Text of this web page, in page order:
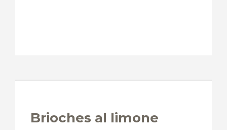
Brioches al limone